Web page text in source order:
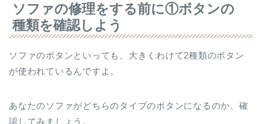
ソファの修理をする前に①ボタンの
種類を確認しよう
ソファのボタンといっても、大きくわけて2種類のボタン
が使われているんですよ。
あなたのソファがどちらのタイプのボタンになるのか、確
認してみましょう。